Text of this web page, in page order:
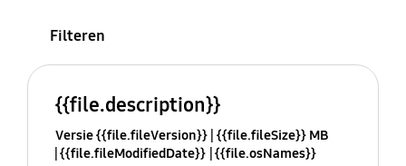
Filteren
{{file.description}}
Versie {{file.fileVersion}} {{file.fileSize}} MB
{{file.fileModifiedDate}} {{file.osNames}}